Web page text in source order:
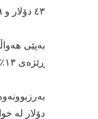
٤٣ دۆلار و ٤٩ سەنت دەفرۆشرێت.
ڕێژەی ١٣٪ بەرزبووەتەوە.
دۆلار لە